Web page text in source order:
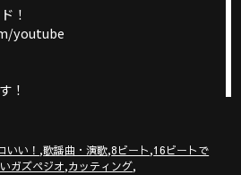
！
youtube
！
いい！ ,歌謡曲・演歌,8ビート,16ビートで
ガズペジオ,カッティング,